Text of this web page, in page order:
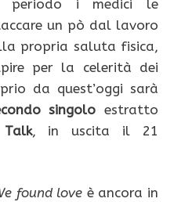
periodo i medici le
un pò dal lavoro
propria saluta fisica,
per la celerità dei
da quest’oggi sarà
singolo estratto
, in uscita il 21
found love è ancora in